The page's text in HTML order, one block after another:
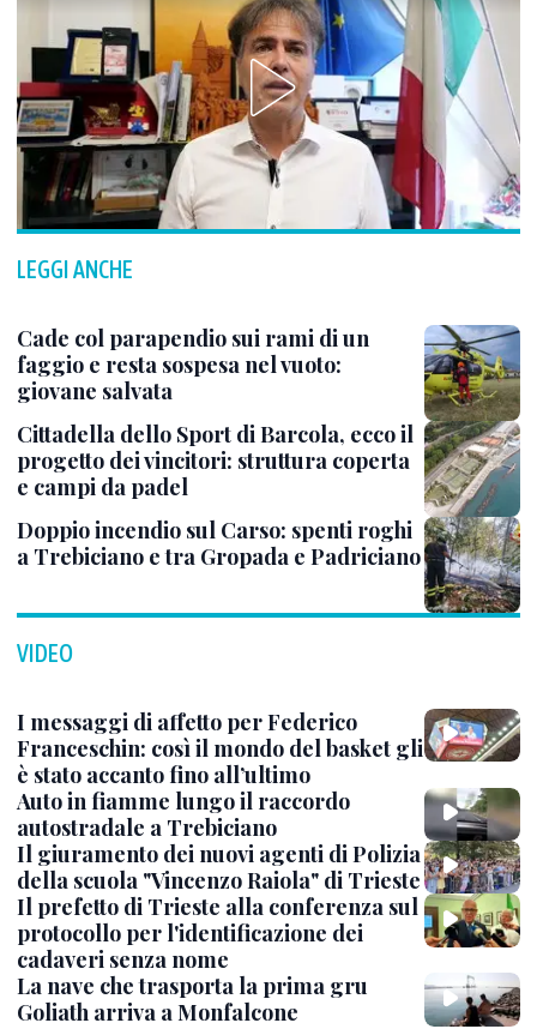
LEGGI ANCHE
Cade col parapendio sui rami di un
faggio e resta sospesa nel vuoto:
giovane salvata
Cittadella dello Sport di Barcola, ecco il
progetto dei vincitori: struttura coperta
e campi da padel
Doppio incendio sul Carso: spenti roghi
a Trebiciano e tra Gropada e Padriciano
VIDEO
I messaggi di affetto per Federico
Franceschin: così il mondo del basket gli
è stato accanto fino all’ultimo
Auto in fiamme lungo il raccordo
autostradale a Trebiciano
Il giuramento dei nuovi agenti di Polizia
della scuola "Vincenzo Raiola" di Trieste
Il prefetto di Trieste alla conferenza sul
protocollo per l'identificazione dei
cadaveri senza nome
La nave che trasporta la prima gru
Goliath arriva a Monfalcone